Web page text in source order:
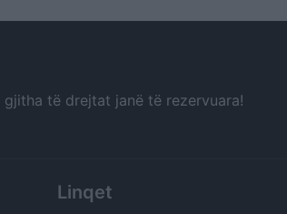
të drejtat janë të rezervuara!
Linqet